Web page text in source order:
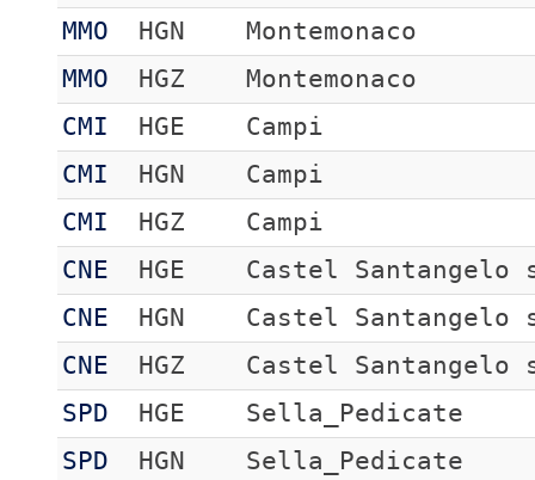
MMO
HGN
Montemonaco
MMO
HGZ
Montemonaco
CMI
HGE
Campi
CMI
HGN
Campi
CMI
HGZ
Campi
CNE
HGE
Castel Santangelo
CNE
HGN
Castel Santangelo
CNE
HGZ
Castel Santangelo
SPD
HGE
Sella_Pedicate
SPD
HGN
Sella_Pedicate